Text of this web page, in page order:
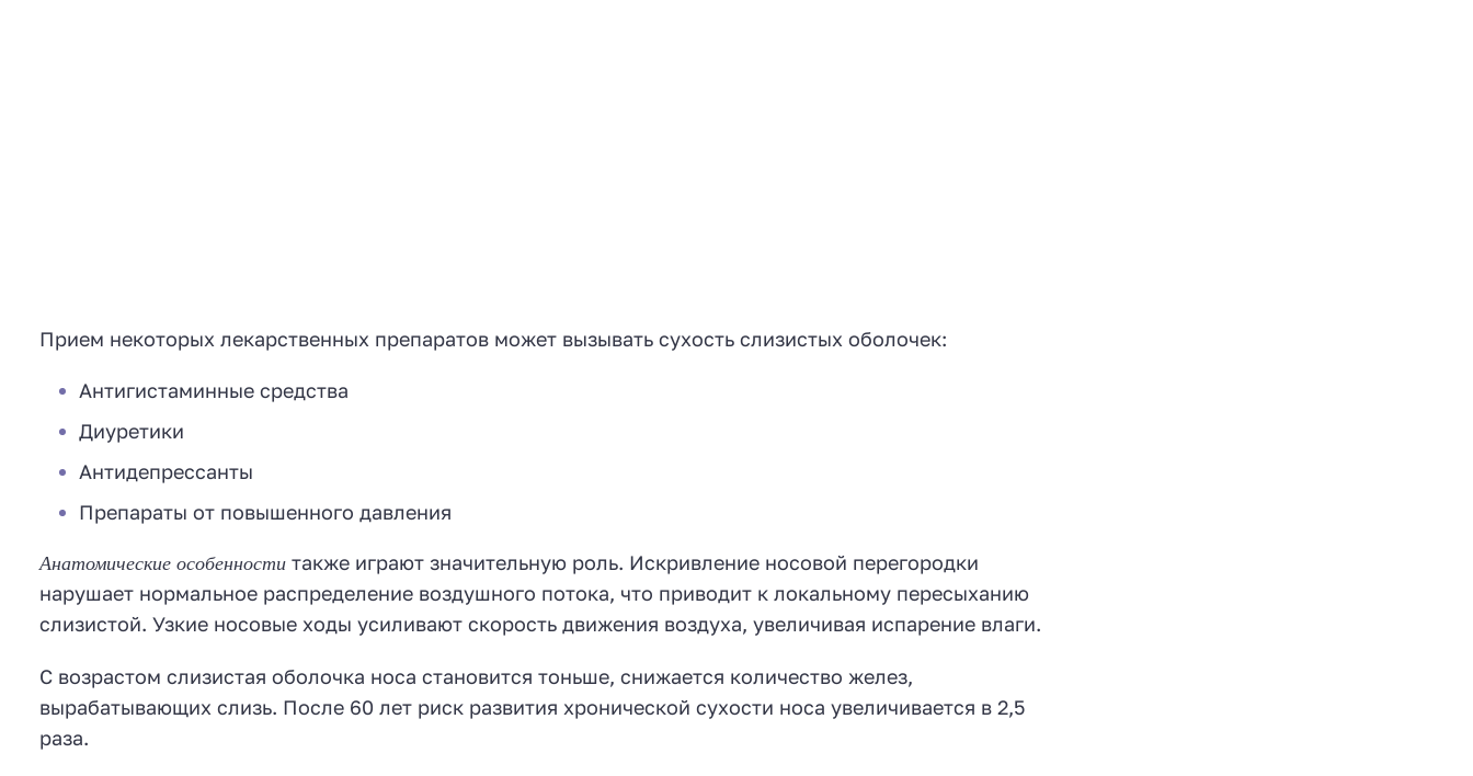
Прием некоторых лекарственных препаратов может вызывать сухость слизистых оболочек:
Антигистаминные средства
Диуретики
Антидепрессанты
Препараты от повышенного давления
Анатомические особенности также играют значительную роль. Искривление носовой перегородки
нарушает нормальное распределение воздушного потока, что приводит к локальному пересыханию
слизистой. Узкие носовые ходы усиливают скорость движения воздуха, увеличивая испарение влаги.
С возрастом слизистая оболочка носа становится тоньше, снижается количество желез,
вырабатывающих слизь. После 60 лет риск развития хронической сухости носа увеличивается в 2,5
раза.